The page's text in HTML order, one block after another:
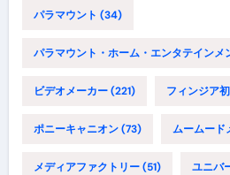
パラマウント (34)
パラマウント・ホーム・エンタテインメ
ビデオメーカー(221) フィンジア
ポニーキャニオン(73) ムームード
メディアファクトリー(51) ユニバ